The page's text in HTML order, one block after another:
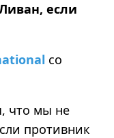
если
со
что мы не
противник